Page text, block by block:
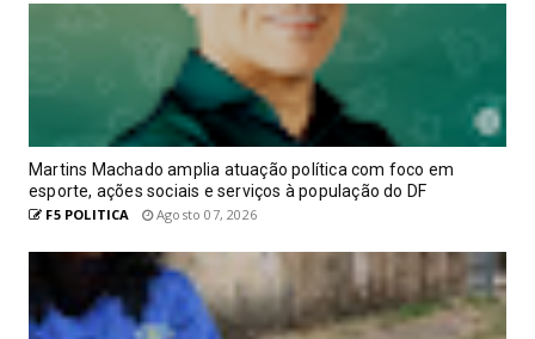
Martins Machado amplia atuação política com foco em
esporte, ações sociais e serviços à população do DF
F5 POLITICA Agosto 07, 2026